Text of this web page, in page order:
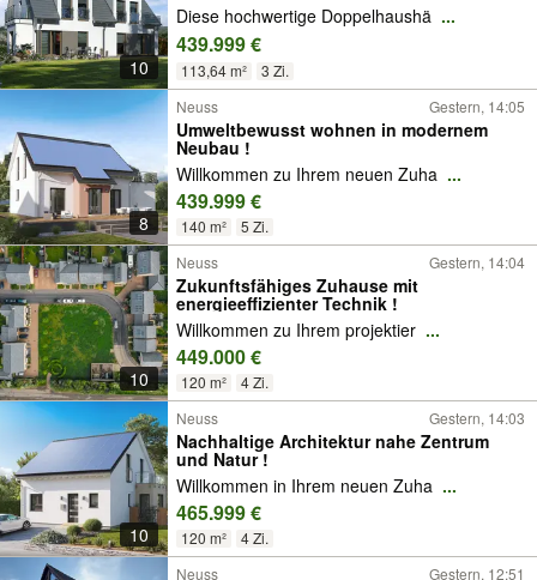
10
Diese hochwertige Doppelhaushä ...
439.999 €
113,64 m² 3 Zi.
8
Neuss Gestern, 14:05
Umweltbewusst wohnen in modernem
Neubau !
Willkommen zu Ihrem neuen Zuha ...
439.999 €
140 m² 5 Zi.
10
Neuss Gestern, 14:04
Zukunftsfähiges Zuhause mit
energieeffizienter Technik !
Willkommen zu Ihrem projektier ...
449.000 €
120 m² 4 Zi.
10
Neuss Gestern, 14:03
Nachhaltige Architektur nahe Zentrum
und Natur !
Willkommen in Ihrem neuen Zuha ...
465.999 €
120 m²
4 Zi.
Neuss
Gestern, 12:51